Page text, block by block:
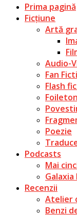
Prima pagină
Ficțiune
Artă
Audio-
Fan
Flash
Foileton
Poezie
Podcasts
Mai
Recenzii
Atelier
Benzi